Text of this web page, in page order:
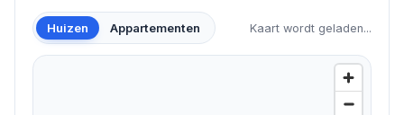
Huizen Appartementen Kaart wordt geladen...